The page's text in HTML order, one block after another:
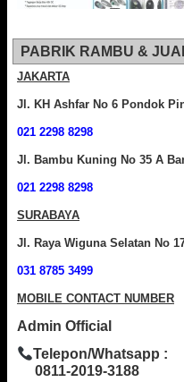
PABRIK RAMBU &
JAKARTA
Jl. KH Ashfar No 6 Pondok
021 2298 8298
Jl. Bambu Kuning No 35 A
021 2298 8298
SURABAYA
Jl. Raya Wiguna Selatan No
031 8785 3499
MOBILE CONTACT NUMBER
Admin Official
Telepon/Whatsapp :
0811-2019-3188